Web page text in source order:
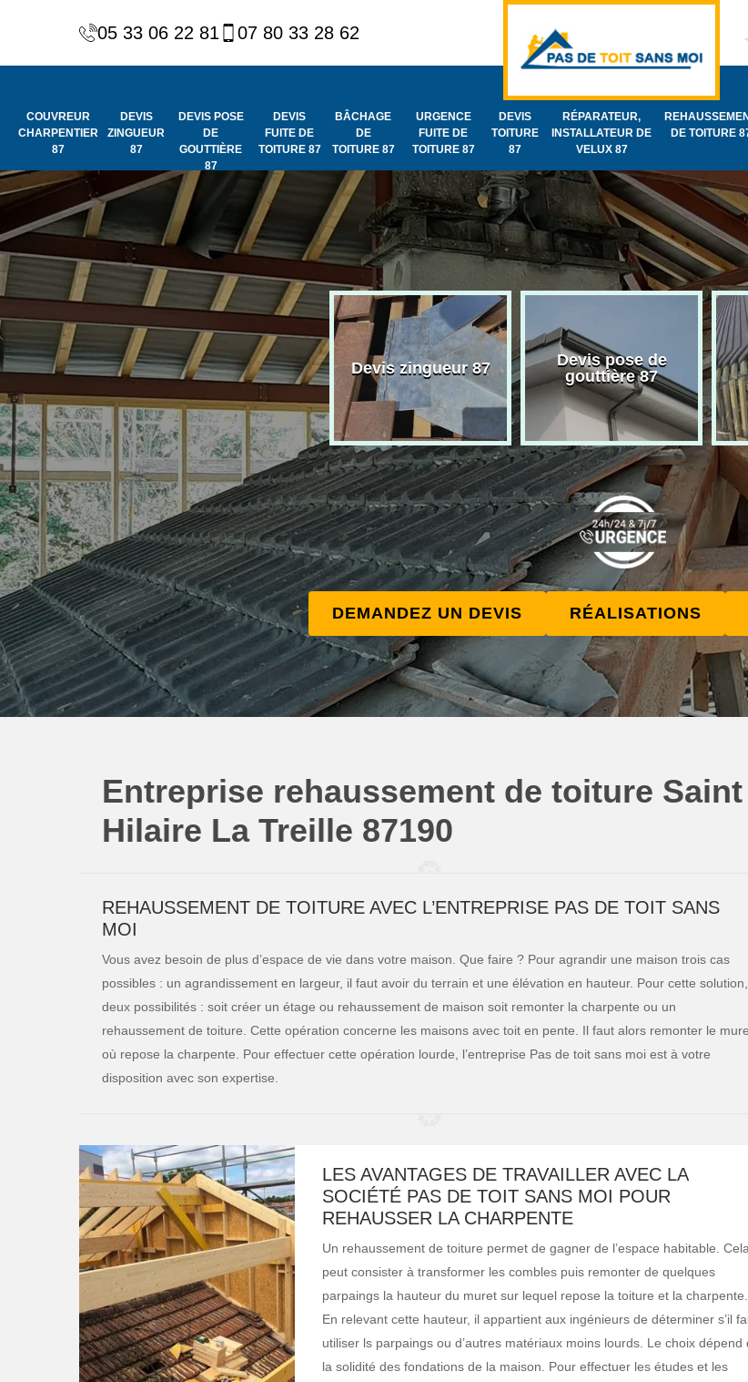
05 33 06 22 81 07 80 33 28 62
COUVREUR
CHARPENTIER
87
DEVIS
ZINGUEUR
87
DEVIS POSE
DE
GOUTTIÈRE
87
DEVIS
FUITE DE
TOITURE 87
BÂCHAGE
DE
TOITURE 87
URGENCE
FUITE DE
TOITURE 87
DEVIS
TOITURE
87
RÉPARATEUR,
INSTALLATEUR DE
VELUX 87
DE TOITURE
et
de
Couvreur
charpentier 87
Devis zingueur 87
Devis pose de
gouttière 87
DEMANDEZ UN DEVIS RÉALISATIONS
Entreprise rehaussement de toiture Saint
Hilaire La Treille 87190
REHAUSSEMENT DE TOITURE AVEC L’ENTREPRISE PAS DE TOIT SANS
MOI
Vous avez besoin de plus d’espace de vie dans votre maison. Que faire ? Pour agrandir une maison trois cas
possibles : un agrandissement en largeur, il faut avoir du terrain et une élévation en hauteur. Pour cette solution,
deux possibilités : soit créer un étage ou rehaussement de maison soit remonter la charpente ou un
rehaussement de toiture. Cette opération concerne les maisons avec toit en pente. Il faut alors remonter le
où repose la charpente. Pour effectuer cette opération lourde, l’entreprise Pas de toit sans moi est à votre
disposition avec son expertise.
LES AVANTAGES DE TRAVAILLER AVEC LA
SOCIÉTÉ PAS DE TOIT SANS MOI POUR
REHAUSSER LA CHARPENTE
Un rehaussement de toiture permet de gagner de l’espace habitable. Cela
peut consister à transformer les combles puis remonter de quelques
parpaings la hauteur du muret sur lequel repose la toiture et la charpente.
En relevant cette hauteur, il appartient aux ingénieurs de déterminer s’il
utiliser ls parpaings ou d’autres matériaux moins lourds. Le choix dépend
la solidité des fondations de la maison. Pour effectuer les études et les